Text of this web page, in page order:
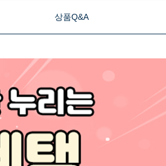
상품Q&A